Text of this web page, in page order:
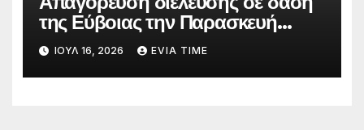
της Εύβοιας την Παρασκευή
λόγω πολύ υψηλού κινδύνου
πυρκαγιάς
ΙΟΎΛ 16, 2026 EVIA TIME